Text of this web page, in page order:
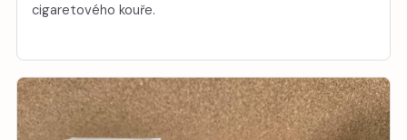
cigaretového kouře.